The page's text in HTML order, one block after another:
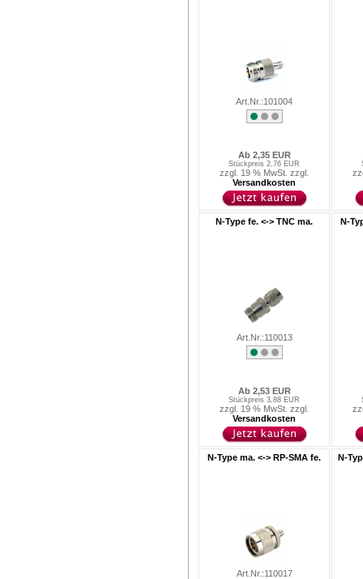
Art.Nr.:101004
Ab 2,35 EUR
Stückpreis 2,76 EUR
zzgl. 19 % MwSt. zzgl.
Versandkosten
N-Type fe. <-> TNC ma.
Art.Nr.:110013
Ab 2,53 EUR
Stückpreis 3,88 EUR
zzgl. 19 % MwSt. zzgl.
Versandkosten
N-
N-Type ma. <-> RP-SMA fe.
Art.Nr.:110017
N-